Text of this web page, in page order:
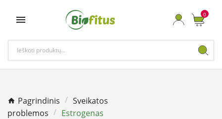
 0
Pagrindinis
Sveikatos
problemos
Estrogenas